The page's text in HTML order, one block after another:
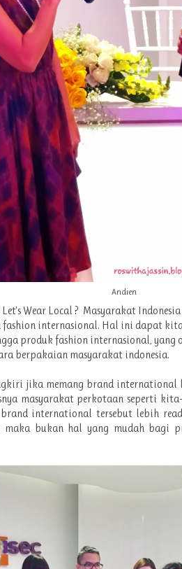
Andien
Wear Local ? Masyarakat
fashion internasional. Hal ini dapat
produk fashion internasional, yang
berpakaian masyarakat indonesia.
jika memang brand international
masyarakat perkotaan seperti
brand international tersebut lebih
maka bukan hal yang mudah